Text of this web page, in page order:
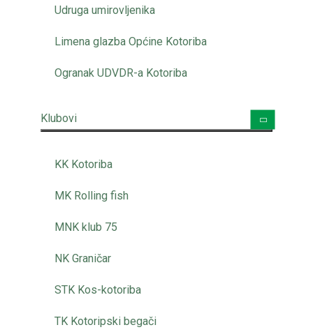
Udruga umirovljenika
Limena glazba Općine Kotoriba
Ogranak UDVDR-a Kotoriba
Klubovi
KK Kotoriba
MK Rolling fish
MNK klub 75
NK Graničar
STK Kos-kotoriba
TK Kotoripski begači